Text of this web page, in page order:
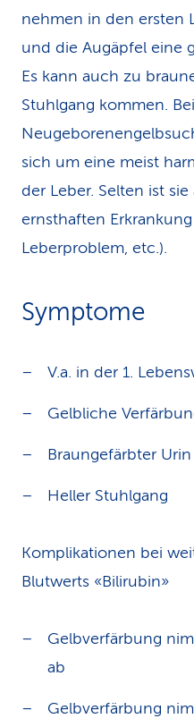
nehmen in den ersten
und die Augäpfel eine
Es kann auch zu
Stuhlgang kommen.
sich um eine meist
der Leber. Selten ist
ernsthaften
Leberproblem, etc.).
Symptome
V.a. in der 1.
Gelbliche
Braungefärbter Urin
Heller Stuhlgang
Komplikationen bei
Blutwerts «Bilirubin»
Gelbverfärbung
ab
Gelbverfärbung